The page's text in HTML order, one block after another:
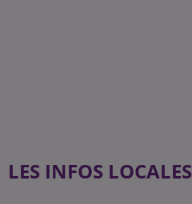
LES INFOS LOCALES